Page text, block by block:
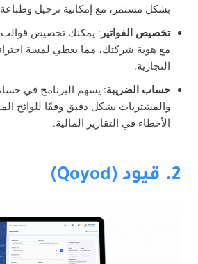
بشكل مستمر، مع إمكانية ترحيل وطباعة
تخصيص الفواتير : يمكنك تخصيص قوالب
مع هوية شركتك، مما يعطي لمسة
التجارية.
حساب الضريبة: يسهم البرنامج في
والمشتريات بشكل دقيق وفقًا للوائح
الأخطاء في التقارير المالية.
2. قيود (Qoyod)